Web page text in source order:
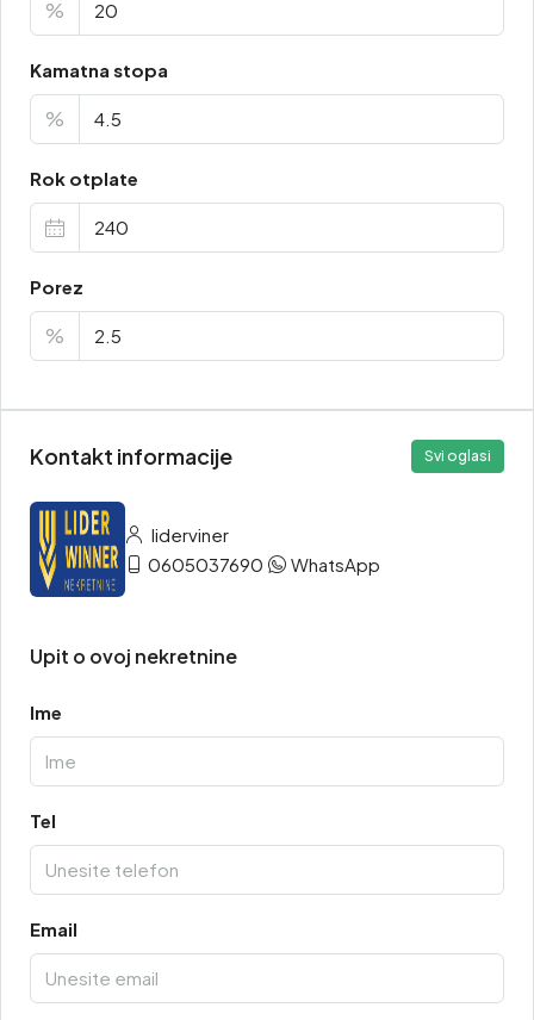
%
Kamatna stopa
%
Rok otplate
Porez
%
Kontakt informacije Svi oglasi
liderviner
0605037690
WhatsApp
Upit o ovoj nekretnine
Ime
Tel
Email